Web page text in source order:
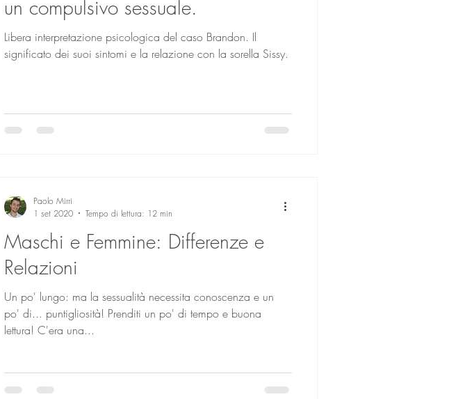
un compulsivo sessuale.
Libera interpretazione psicologica del caso Brandon. Il
significato dei suoi sintomi e la relazione con la sorella Sissy.
Maschi e Femmine: Differenze e
Relazioni
Un po' lungo: ma la sessualità necessita conoscenza e un
po' di... puntigliosità! Prenditi un po' di tempo e buona
lettura! C'era una...
Paolo Mirri
1 set 2020
Tempo di lettura: 12 min